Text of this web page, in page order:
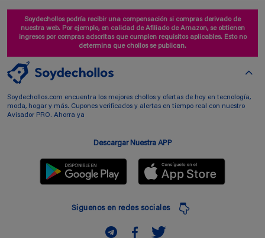
Soydechollos podría recibir una compensación si compras derivado de
nuestra web. Por ejemplo, en calidad de Afiliado de Amazon, se obtienen
ingresos por compras adscritas que cumplen requisitos aplicables. Esto no
determina que chollos se publican.
Soydechollos.com encuentra los mejores chollos y ofertas de hoy en tecnología,
moda, hogar y más. Cupones verificados y alertas en tiempo real con nuestro
Avisador PRO. Ahorra ya
Descargar Nuestra APP
Siguenos en redes sociales